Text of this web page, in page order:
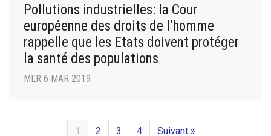
Pollutions industrielles: la Cour
européenne des droits de l’homme
rappelle que les Etats doivent protéger
la santé des populations
MER 6 MAR 2019
1 2 3 4 Suivant »